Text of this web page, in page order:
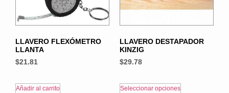
LLAVERO FLEXÓMETRO
LLANTA
$21.81
Añadir al carrito
LLAVERO DESTAPADOR
KINZIG
$29.78
Seleccionar opciones